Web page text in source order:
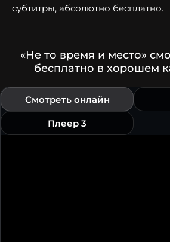
субтитры, абсолютно бесплатно.
«Не то время и место»
бесплатно в хорошем
Смотреть онлайн
Плеер 3